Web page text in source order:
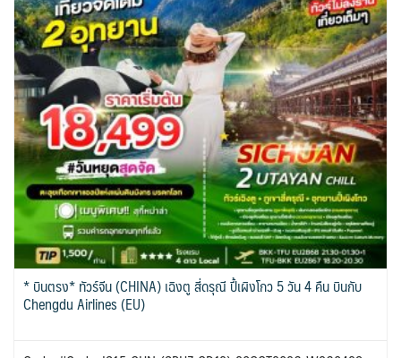
* บินตรง* ทัวร์จีน (CHINA) เฉิงตู สี่ดรุณี ปี้เผิงโกว 5 วัน 4 คืน บินกับ
Chengdu Airlines (EU)